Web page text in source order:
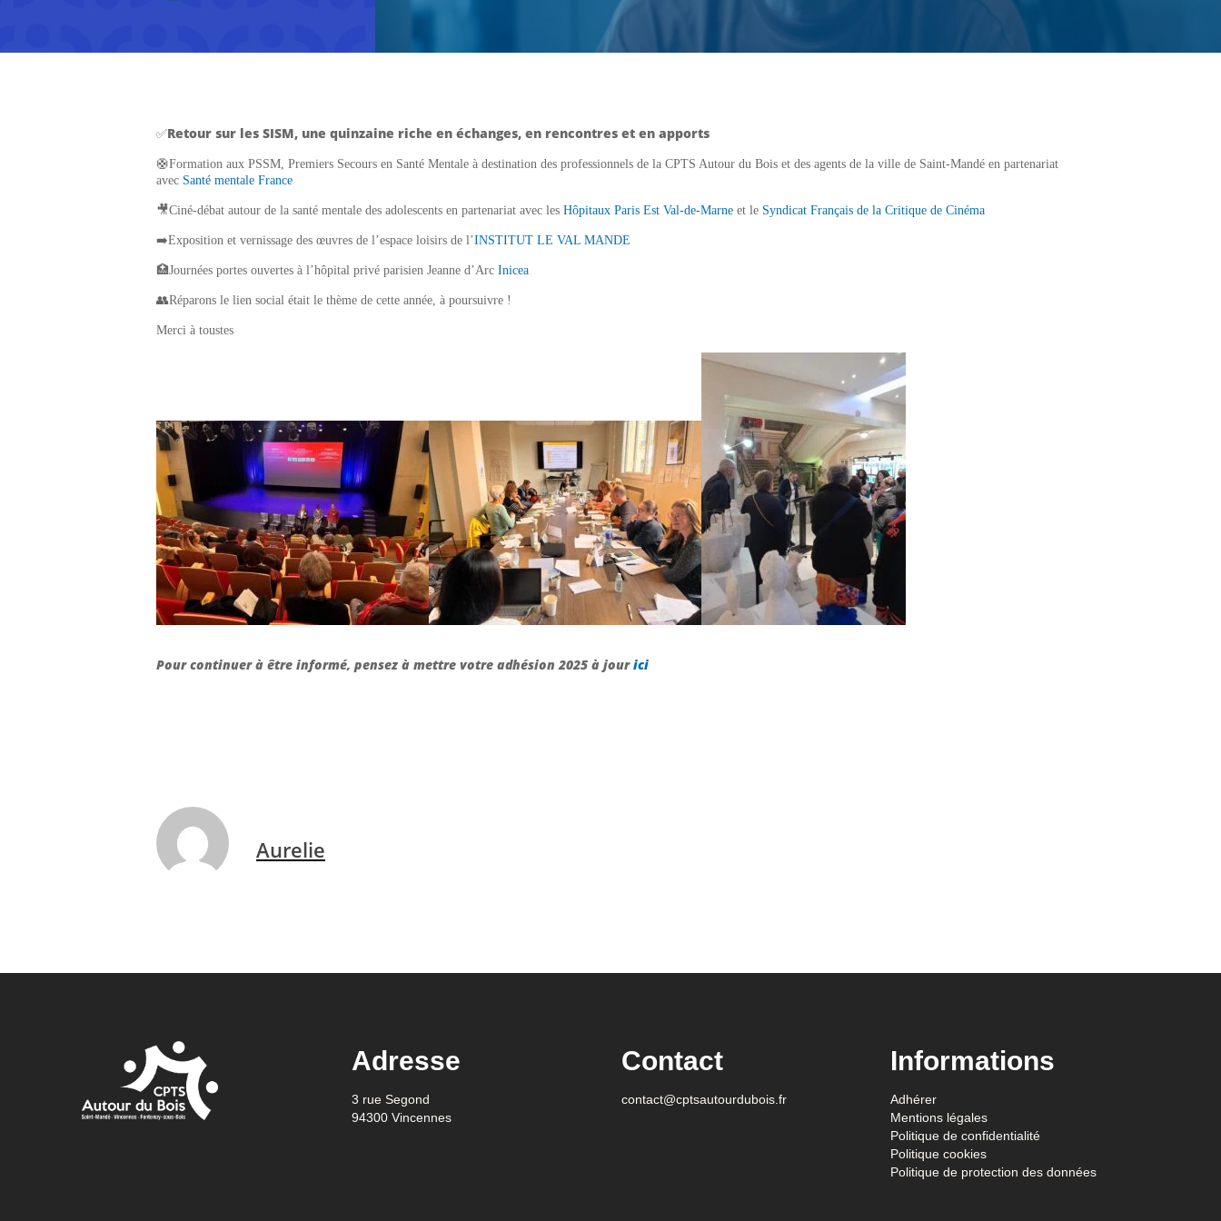
✅Retour sur les SISM, une quinzaine riche en échanges, en rencontres et en apports
🛟Formation aux PSSM, Premiers Secours en Santé Mentale à destination des professionnels de la CPTS Autour du Bois et des agents de la ville de Saint-Mandé en partenariat
avec Santé mentale France
🎥Ciné-débat autour de la santé mentale des adolescents en partenariat avec lesHôpitaux Paris Est Val-de-Marne et le Syndicat Français de la Critique de Cinéma
➡️Exposition et vernissage des œuvres de l’espace loisirs de l’INSTITUT LE VAL MANDE
🏥Journées portes ouvertes à l’hôpital privé parisien Jeanne d’ArcInicea
👥Réparons le lien social était le thème de cette année, à poursuivre !
Merci à toustes
Pour continuer à être informé, pensez à mettre votre adhésion 2025 à jourici
Aurelie
Adresse
3 rue Segond
94300 Vincennes
Contact
contact@cptsautourdubois.fr
Informations
Adhérer
Mentions légales
Politique de confidentialité
Politique cookies
Politique de protection des données